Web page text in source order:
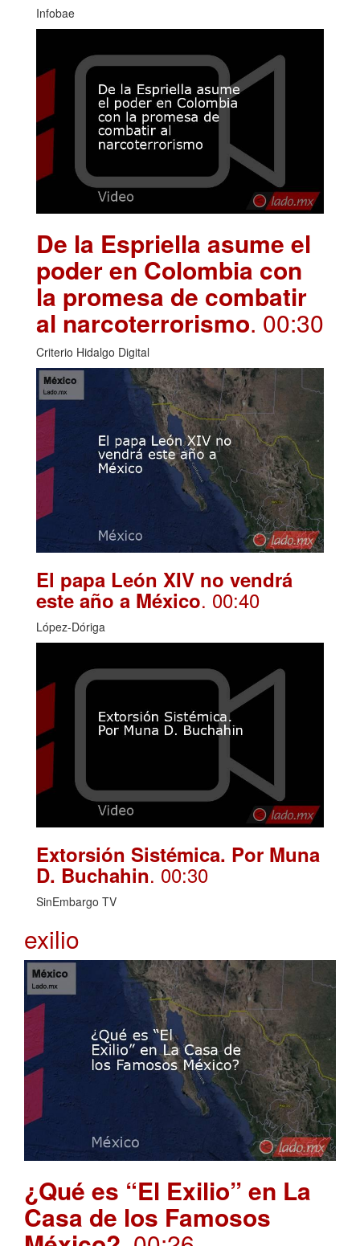
Infobae
De la Espriella asume el
poder en Colombia con
la promesa de combatir
al narcoterrorismo. 00:30
Criterio Hidalgo Digital
El papa León XIV no vendrá
este año a México. 00:40
López-Dóriga
Extorsión Sistémica. Por Muna
D. Buchahin. 00:30
SinEmbargo TV
exilio
¿Qué es “El Exilio” en La
Casa de los Famosos